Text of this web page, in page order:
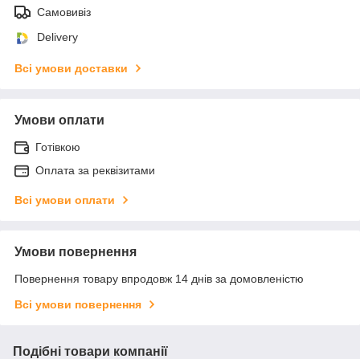
Самовивіз
Delivery
Всі умови доставки
Умови оплати
Готівкою
Оплата за реквізитами
Всі умови оплати
Умови повернення
Повернення товару впродовж 14 днів за домовленістю
Всі умови повернення
Подібні товари компанії